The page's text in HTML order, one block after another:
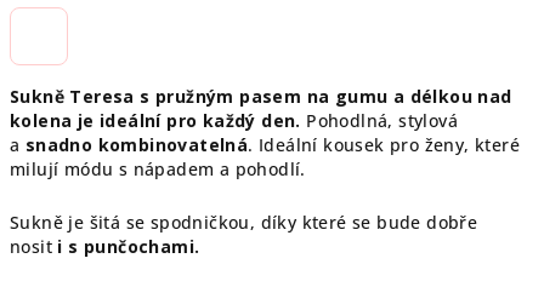
Sukně Teresa s pružným pasem na gumu a délkou nad
kolena je ideální pro každý den. Pohodlná, stylová
a snadno kombinovatelná. Ideální kousek pro ženy, které
milují módu s nápadem a pohodlí.
Sukně je šitá se spodničkou, díky které se bude dobře
nosit i s punčochami.